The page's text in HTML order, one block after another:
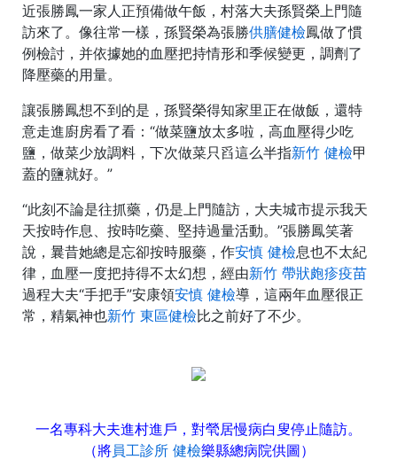
近張勝鳳一家人正預備做午飯，村落大夫孫賢榮上門隨
訪來了。像往常一樣，孫賢榮為張勝供膳健檢鳳做了慣
例檢討，并依據她的血壓把持情形和季候變更，調劑了
降壓藥的用量。
讓張勝鳳想不到的是，孫賢榮得知家里正在做飯，還特
意走進廚房看了看：“做菜鹽放太多啦，高血壓得少吃
鹽，做菜少放調料，下次做菜只舀這么半指新竹 健檢甲
蓋的鹽就好。”
“此刻不論是往抓藥，仍是上門隨訪，大夫城市提示我天
天按時作息、按時吃藥、堅持過量活動。”張勝鳳笑著
說，曩昔她總是忘卻按時服藥，作安慎 健檢息也不太紀
律，血壓一度把持得不太幻想，經由新竹 帶狀皰疹疫苗
過程大夫“手把手”安康領安慎 健檢導，這兩年血壓很正
常，精氣神也新竹 東區健檢比之前好了不少。
一名專科大夫進村進戶，對煢居慢病白叟停止隨訪。
（將員工診所 健檢樂縣總病院供圖）